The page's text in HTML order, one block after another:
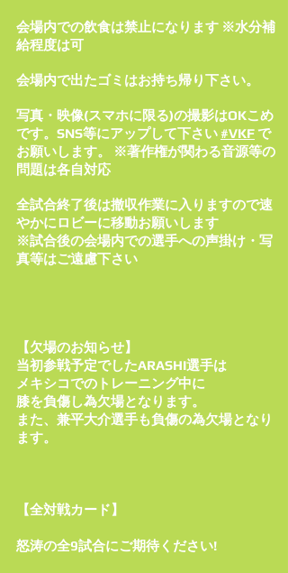
会場内での飲食は禁止になります ※水分補
給程度は可
会場内で出たゴミはお持ち帰り下さい。
写真・映像(スマホに限る)の撮影はOKこめ
です。SNS等にアップして下さい #VKFで
お願いします。 ※著作権が関わる音源等の
問題は各自対応
全試合終了後は撤収作業に入りますので速
やかにロビーに移動お願いします
※試合後の会場内での選手への声掛け・写
真等はご遠慮下さい
【欠場のお知らせ】
当初参戦予定でしたARASHI選手は
メキシコでのトレーニング中に
膝を負傷し為欠場となります。
また、兼平大介選手も負傷の為欠場となり
ます。
【全対戦カード】
怒涛の全9試合にご期待ください!